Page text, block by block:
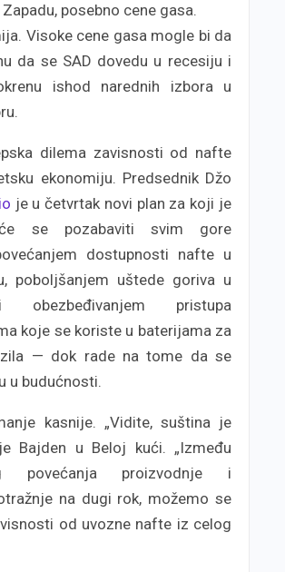
Zapadu, posebno cene gasa.
Visoke cene gasa mogle bi da
da se SAD dovedu u recesiju i
ishod narednih izbora u
dilema zavisnosti od nafte
ekonomiju. Predsednik Džo
je u četvrtak novi plan za koji je
se pozabaviti svim gore
dostupnosti nafte u
poboljšanjem uštede goriva u
pristupa
koje se koriste u baterijama za
— dok rade na tome da se
u budućnosti.
kasnije. „Vidite, suština je
Bajden u Beloj kući. „Između
povećanja proizvodnje i
na dugi rok, možemo se
od uvozne nafte iz celog